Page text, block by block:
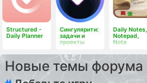
Structured -
Daily Planner
Сингулярити:
задачи и
проекты
Daily Notes,
Notepad,
Note
Новые темы форума